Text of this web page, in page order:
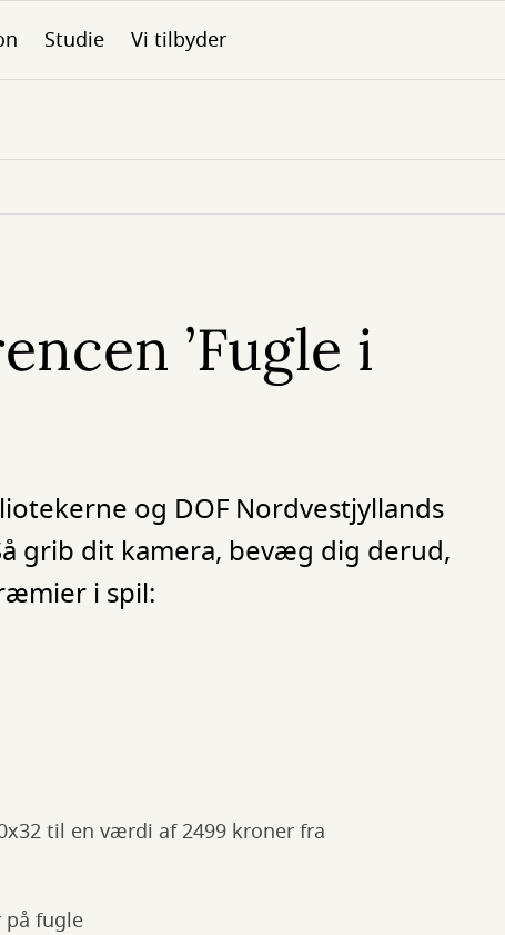
Studie Vi tilbyder
’Fugle i
og DOF Nordvestjyllands
grib dit kamera, bevæg dig derud,
i spil:
til en værdi af 2499 kroner fra
på fugle